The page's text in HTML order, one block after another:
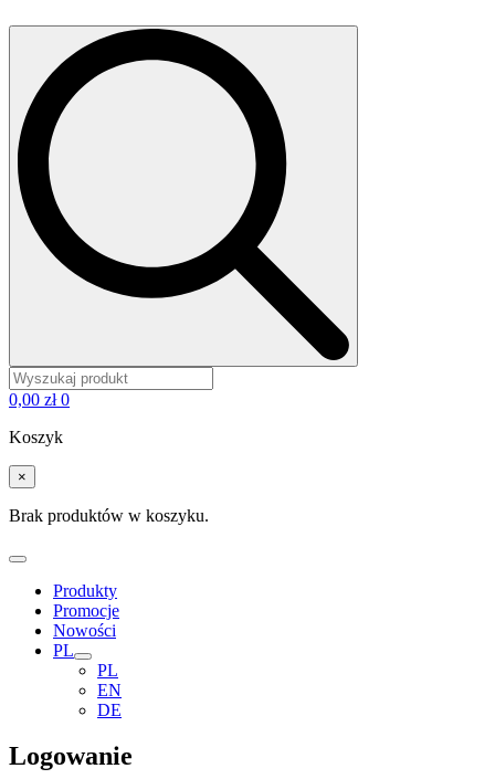
0,00 zł 0
Koszyk
×
Brak produktów w koszyku.
Produkty
Promocje
Nowości
PL
PL
EN
DE
Logowanie